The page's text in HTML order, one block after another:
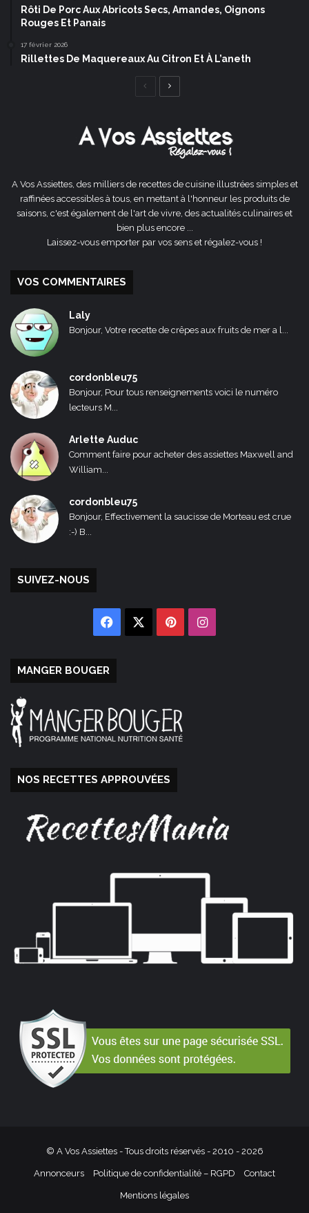
Rôti De Porc Aux Abricots Secs, Amandes, Oignons
Rouges Et Panais
17 février 2026
Rillettes De Maquereaux Au Citron Et À L’aneth
Page
A Vos Assiettes, des milliers de recettes de cuisine illustrées simples et
raffinées accessibles à tous, en mettant à l'honneur les produits de
saisons, c'est également de l'art de vivre, des actualités culinaires et
bien plus encore ...
Laissez-vous emporter par vos sens et régalez-vous !
VOS COMMENTAIRES
Laly
Bonjour, Votre recette de crêpes aux fruits de mer a l...
cordonbleu75
Bonjour, Pour tous renseignements voici le numéro
lecteurs M...
Arlette Auduc
Comment faire pour acheter des assiettes Maxwell and
William...
cordonbleu75
Bonjour, Effectivement la saucisse de Morteau est crue
:-) B...
SUIVEZ-NOUS
Facebook PinterestInstagram
MANGER BOUGER
NOS RECETTES APPROUVÉES
© A Vos Assiettes - Tous droits réservés - 2010 - 2026
Annonceurs Politique de confidentialité – RGPD Contact
Mentions légales